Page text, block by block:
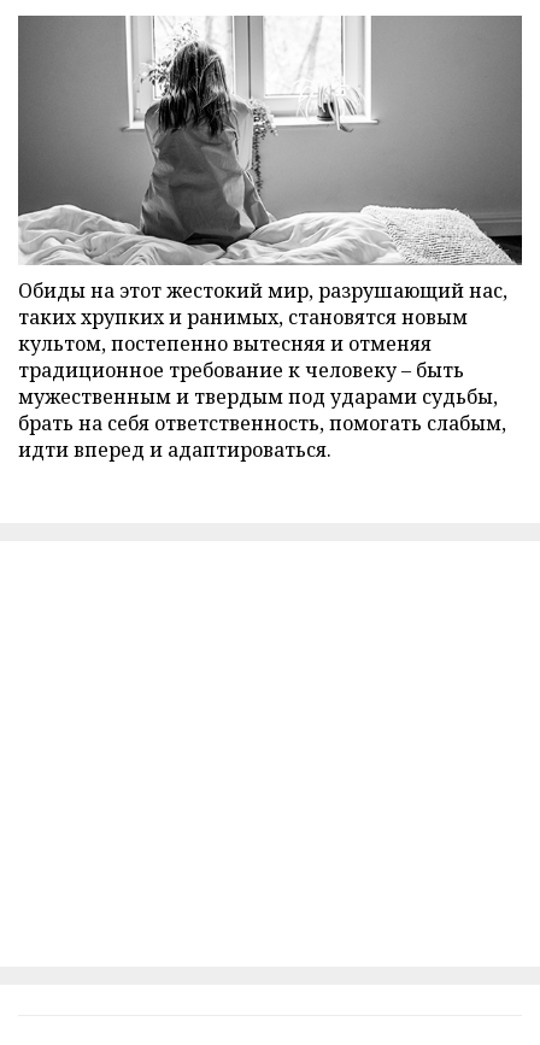
Обиды на этот жестокий мир, разрушающий нас,
таких хрупких и ранимых, становятся новым
культом, постепенно вытесняя и отменяя
традиционное требование к человеку – быть
мужественным и твердым под ударами судьбы,
брать на себя ответственность, помогать слабым,
идти вперед и адаптироваться.